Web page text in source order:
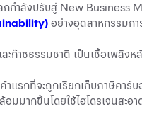
กกำลังปรับสู่ New
อย่างอุตสาหกรรมก
ะก๊าซธรรมชาติ เป็นเชื้อเพลิ
ค้าแรกที่จะถูกเรียกเก็บภาษีค
มมากขึ้นโดยใช้ไฮโดรเจนสะ